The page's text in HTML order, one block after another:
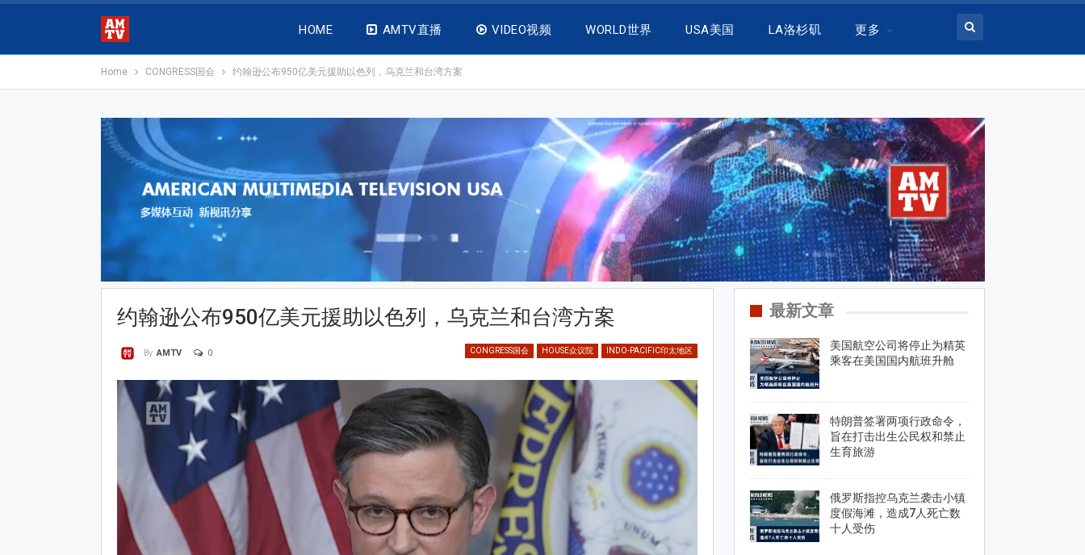
HOME AMTV直播 VIDEO视频 WORLD世界 USA美国 LA洛杉矶 更多
Home CONGRESS国会 约翰逊公布950亿美元援助以色列，乌克兰和台湾方案
约翰逊公布950亿美元援助以色列，乌克兰和台湾方案
CONGRESS国会 HOUSE众议院 INDO-PACIFIC印太地区
By AMTV 0
最新文章
美国航空公司将停止为精英
乘客在美国国内航班升舱
特朗普签署两项行政命令，
旨在打击出生公民权和禁止
生育旅游
俄罗斯指控乌克兰袭击小镇
度假海滩，造成7人死亡数
十人受伤